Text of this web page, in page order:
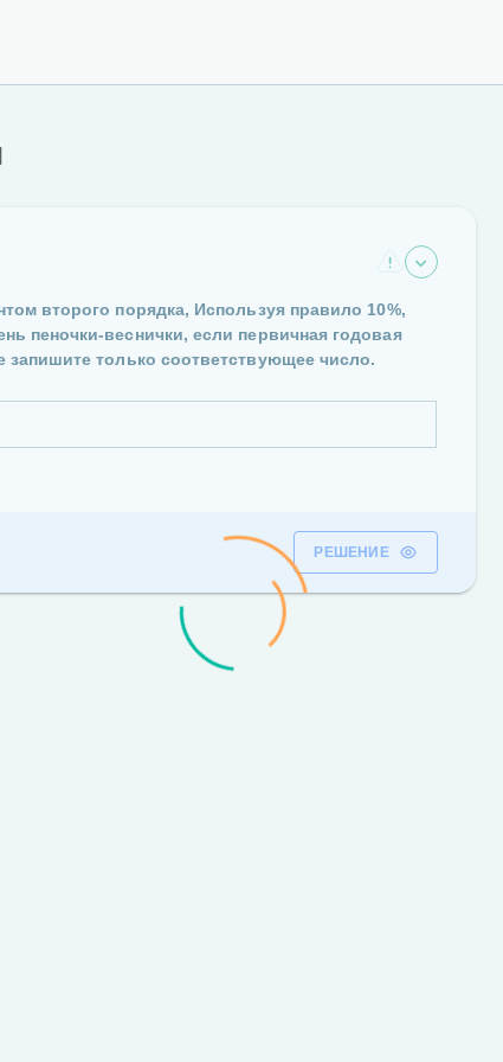
второго порядка, Используя правило 10%,
пеночки-веснички, если первичная годовая
запишите только соответствующее число.
РЕШЕНИЕ